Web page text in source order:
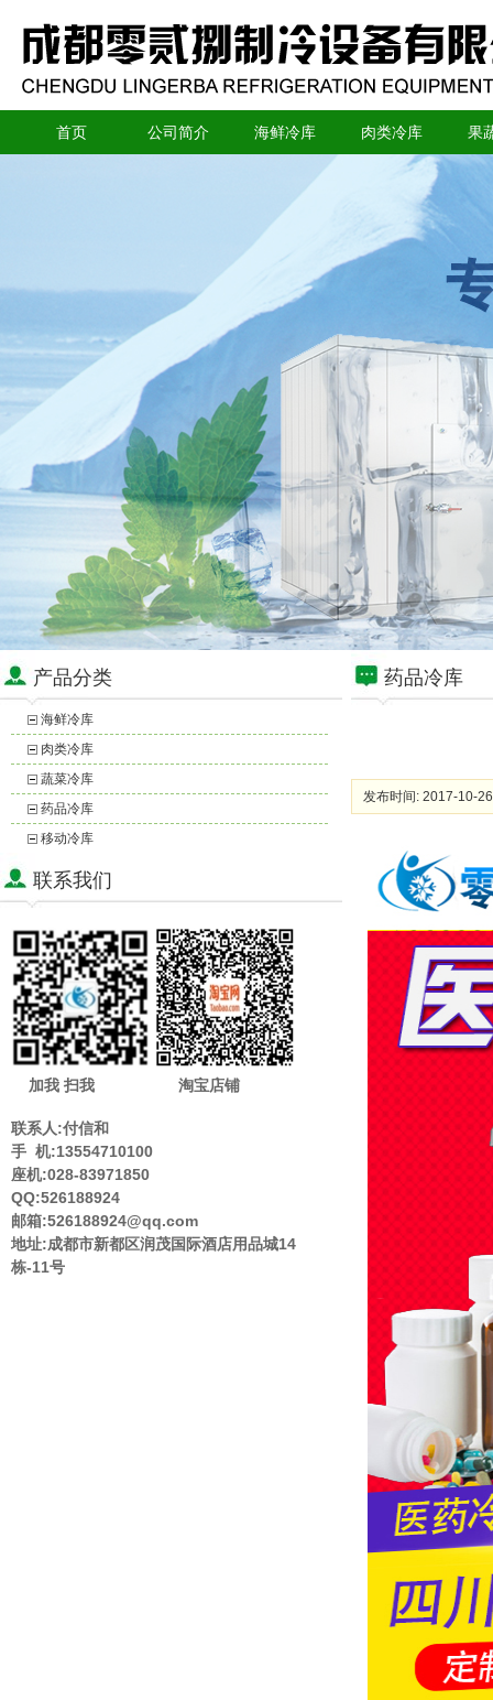
首页 公司简介 海鲜冷库 肉类冷库 果
产品分类
海鲜冷库
肉类冷库
蔬菜冷库
药品冷库
移动冷库
联系我们
加我 扫我 淘宝店铺
联系人:付信和
手 机:13554710100
座机:028-83971850
QQ:526188924
邮箱:526188924@qq.com
地址:成都市新都区润茂国际酒店用品城14
栋-11号
药品冷库
发布时间: 2017-10-